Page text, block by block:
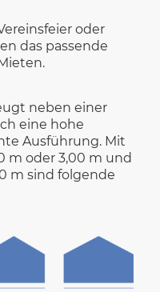
oder
das passende
neben einer
eine hohe
Ausführung. Mit
m oder 3,00 m und
m sind folgende